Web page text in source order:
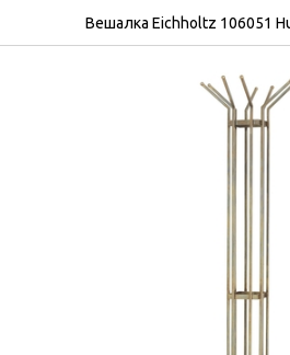
Вешалка Eichholtz 106051